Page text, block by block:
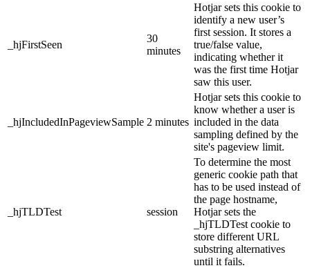
_hjFirstSeen
30
minutes
Hotjar sets this cookie to
identify a new user’s
first session. It stores a
true/false value,
indicating whether it
was the first time Hotjar
saw this user.
_hjIncludedInPageviewSample 2 minutes
Hotjar sets this cookie to
know whether a user is
included in the data
sampling defined by the
site's pageview limit.
_hjTLDTest session
To determine the most
generic cookie path that
has to be used instead of
the page hostname,
Hotjar sets the
_hjTLDTest cookie to
store different URL
substring alternatives
until it fails.